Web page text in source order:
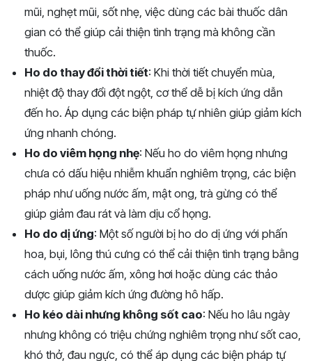
mũi, nghẹt mũi, sốt nhẹ, việc dùng các bài thuốc dân
gian có thể giúp cải thiện tình trạng mà không cần
thuốc.
Ho do thay đổi thời tiết: Khi thời tiết chuyển mùa,
nhiệt độ thay đổi đột ngột, cơ thể dễ bị kích ứng dẫn
đến ho. Áp dụng các biện pháp tự nhiên giúp giảm kích
ứng nhanh chóng.
Ho do viêm họng nhẹ: Nếu ho do viêm họng nhưng
chưa có dấu hiệu nhiễm khuẩn nghiêm trọng, các biện
pháp như uống nước ấm, mật ong, trà gừng có thể
giúp giảm đau rát và làm dịu cổ họng.
Ho do dị ứng: Một số người bị ho do dị ứng với phấn
hoa, bụi, lông thú cưng có thể cải thiện tình trạng bằng
cách uống nước ấm, xông hơi hoặc dùng các thảo
dược giúp giảm kích ứng đường hô hấp.
Ho kéo dài nhưng không sốt cao: Nếu ho lâu ngày
nhưng không có triệu chứng nghiêm trọng như sốt cao,
khó thở, đau ngực, có thể áp dụng các biện pháp tự